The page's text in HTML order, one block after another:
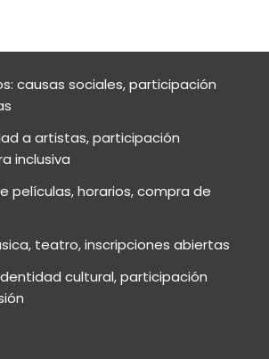
causas sociales, participación
a artistas, participación
inclusiva
películas, horarios, compra de
teatro, inscripciones abiertas
cultural, participación